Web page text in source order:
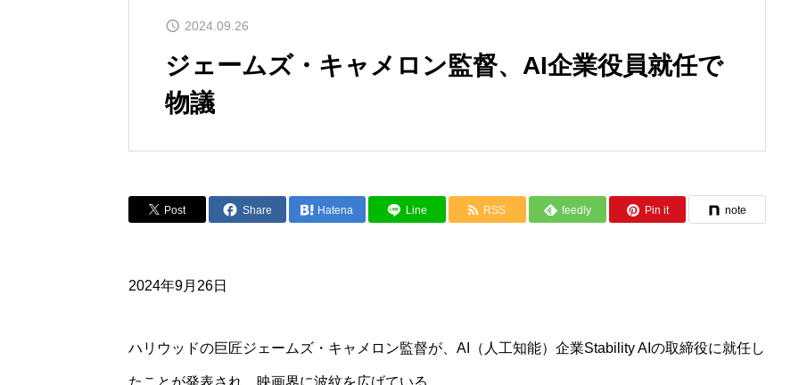
2024.09.26
ジェームズ・キャメロン監督、AI企業役員就任で
物議
Post Share Hatena Line RSS feedly Pin it note
2024年9月26日
ハリウッドの巨匠ジェームズ・キャメロン監督が、AI（人工知能）企業Stability AIの取締役に就任し
たことが発表され、映画界に波紋を広げている。